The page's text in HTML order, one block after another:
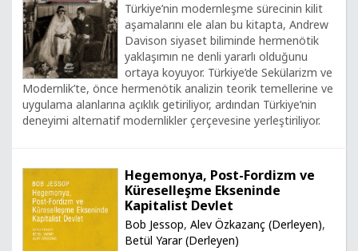
Türkiye’nin modernleşme sürecinin kilit
aşamalarını ele alan bu kitapta, Andrew
Davison siyaset biliminde hermenötik
yaklaşımın ne denli yararlı olduğunu
ortaya koyuyor. Türkiye’de Sekülarizm ve
Modernlik’te, önce hermenötik analizin teorik temellerine ve
uygulama alanlarına açıklık getiriliyor, ardından Türkiye’nin
deneyimi alternatif modernlikler çerçevesine yerleştiriliyor.
Hegemonya, Post-Fordizm ve
Küreselleşme Ekseninde
Kapitalist Devlet
Bob Jessop, Alev Özkazanç (Derleyen),
Betül Yarar (Derleyen)